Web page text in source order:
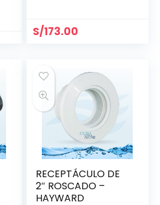
S/173.00
RECEPTÁCULO DE
2″ ROSCADO –
HAYWARD